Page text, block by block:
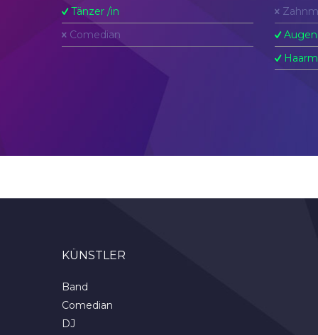
Tänzer /in
Comedian
KÜNSTLER
Band
Comedian
DJ